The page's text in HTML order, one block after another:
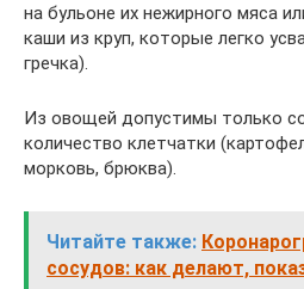
на бульоне их нежирного мяса
каши из круп, которые легко
гречка).
Из овощей допустимы только
количество клетчатки
морковь, брюква).
Читайте также:
сосудов: как делают,